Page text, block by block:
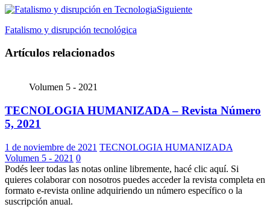
Siguiente
Fatalismo y disrupción tecnológica
Artículos relacionados
Volumen 5 - 2021
TECNOLOGIA HUMANIZADA – Revista Número
5, 2021
1 de noviembre de 2021 TECNOLOGIA HUMANIZADA
Volumen 5 - 2021 0
Podés leer todas las notas online libremente, hacé clic aquí. Si
quieres colaborar con nosotros puedes acceder la revista completa en
formato e-revista online adquiriendo un número específico o la
suscripción anual.